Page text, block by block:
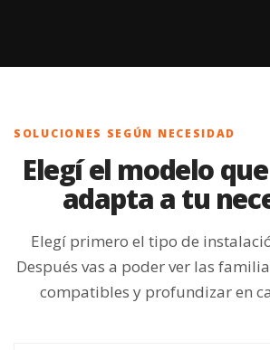
SOLUCIONES SEGÚN NECESIDAD
Elegí el modelo
adapta a tu
Elegí primero el tipo de
Después vas a poder ver las
compatibles y profundizar en